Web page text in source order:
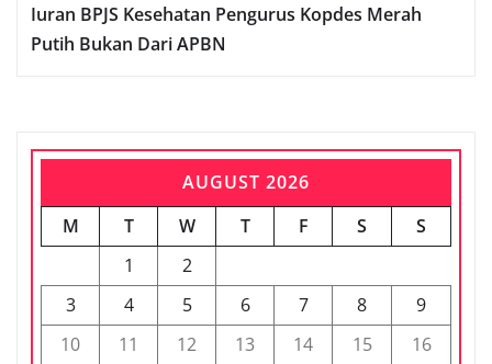
Iuran BPJS Kesehatan Pengurus Kopdes Merah
Putih Bukan Dari APBN
AUGUST 2026
M
T W T F S
S
1
2
3
4 5 6 7 8
9
10
11 12 13 14 15
16